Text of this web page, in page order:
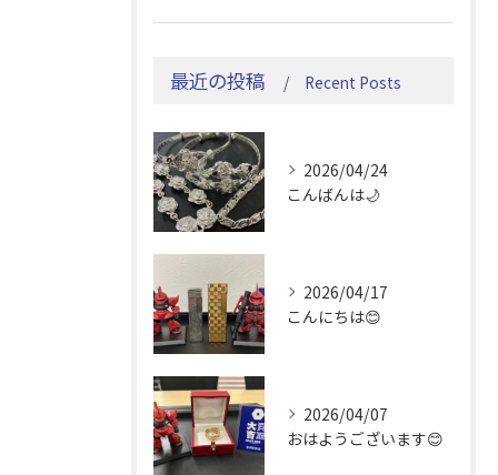
最近の投稿 Recent Posts
2026/04/24
こんばんは🌙
2026/04/17
こんにちは😊
2026/04/07
おはようございます😊